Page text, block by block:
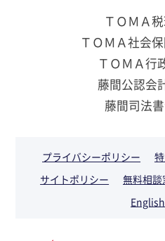
ＴＯＭＡ
ＴＯＭＡ社会
ＴＯＭＡ行
藤間公認会
藤間司法
プライバシーポリシー
サイトポリシー
無料相談